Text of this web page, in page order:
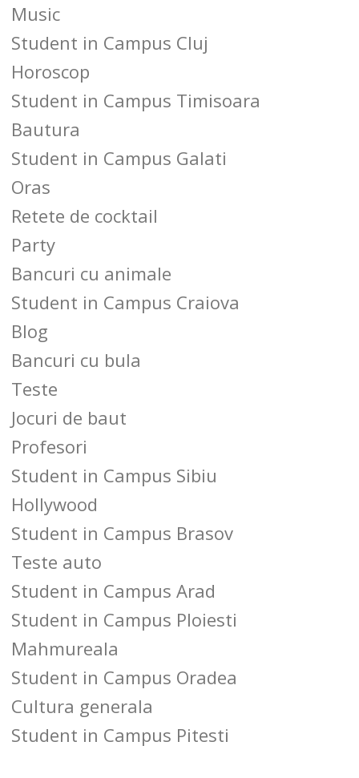
Music
Student in Campus Cluj
Horoscop
Student in Campus Timisoara
Bautura
Student in Campus Galati
Oras
Retete de cocktail
Party
Bancuri cu animale
Student in Campus Craiova
Blog
Bancuri cu bula
Teste
Jocuri de baut
Profesori
Student in Campus Sibiu
Hollywood
Student in Campus Brasov
Teste auto
Student in Campus Arad
Student in Campus Ploiesti
Mahmureala
Student in Campus Oradea
Cultura generala
Student in Campus Pitesti